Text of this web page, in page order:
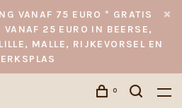
VANAF 75 EURO * GRATIS
VANAF 25 EURO IN BEERSE,
MALLE, RIJKEVORSEL EN
0